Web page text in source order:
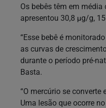
Os bebês têm em
apresentou 30,8 µg/g,
“Esse bebê é
as curvas de
durante o período pré-
Basta.
“O mercúrio se
Uma lesão que ocorre